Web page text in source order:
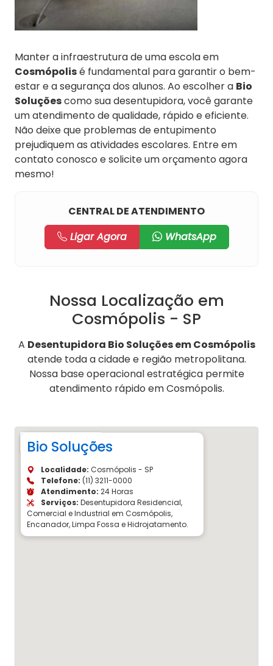
Manter a infraestrutura de uma escola em
Cosmópolisé fundamental para garantir o bem-
estar e a segurança dos alunos. Ao escolher a Bio
Soluçõescomo sua desentupidora, você garante
um atendimento de qualidade, rápido e eficiente.
Não deixe que problemas de entupimento
prejudiquem as atividades escolares. Entre em
contato conosco e solicite um orçamento agora
mesmo!
CENTRAL DE ATENDIMENTO
Ligar Agora
WhatsApp
Nossa Localização em
Cosmópolis - SP
A Desentupidora Bio Soluções em Cosmópolis
atende toda a cidade e região metropolitana.
Nossa base operacional estratégica permite
atendimento rápido em Cosmópolis.
Bio Soluções
Localidade: Cosmópolis - SP
Telefone: (11) 3211-0000
Atendimento: 24 Horas
Serviços: Desentupidora Residencial,
Comercial e Industrial em Cosmópolis,
Encanador, Limpa Fossa e Hidrojatamento.